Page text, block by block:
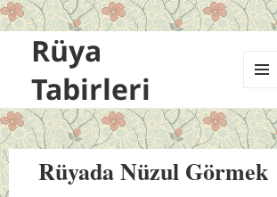
Rüya
Tabirleri
VE
Rüyada Nüzul Görmek